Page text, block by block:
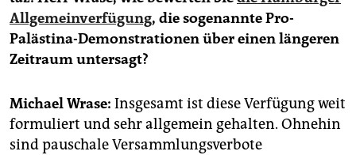
genossenschaft
epaper login
Allgemeinverfügung, die sogenannte Pro-
Palästina-Demonstrationen über einen längeren
Zeitraum untersagt?
Michael Wrase: Insgesamt ist diese Verfügung weit
formuliert und sehr allgemein gehalten. Ohnehin
sind pauschale Versammlungsverbote